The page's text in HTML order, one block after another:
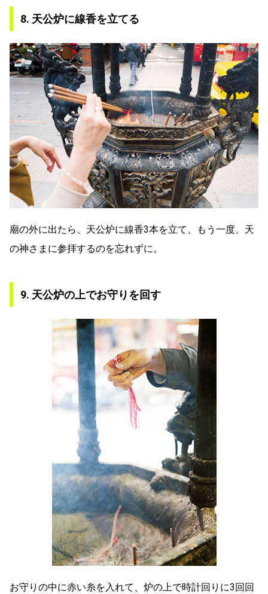
8. 天公炉に線香を立てる
廟の外に出たら、天公炉に線香3本を立て、もう一度、天
の神さまに参拝するのを忘れずに。
9. 天公炉の上でお守りを回す
お守りの中に赤い糸を入れて、炉の上で時計回りに3回回